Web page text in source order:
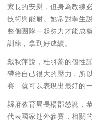
家長的安慰，但身為教練
技術與能耐。她常對學生
整個團隊一起努力才能成
訓練，拿到好成績。
戴秋萍說，杜羽蕎的個性
帶給自己很大的壓力，所
賽，就可以表現出最好的一
縣府教育局長楊郡慈說，
代表國家赴外參賽，相關